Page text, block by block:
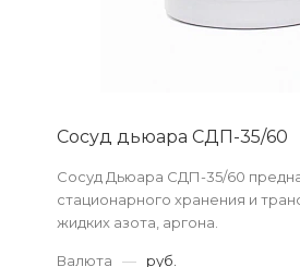
Сосуд дьюара СДП-35/60
Сосуд Дьюара СДП-35/60
стационарного хранения и
жидких азота, аргона.
Валюта — руб.